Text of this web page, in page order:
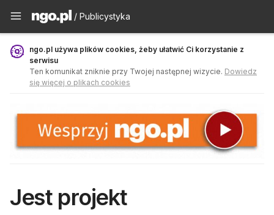
Publicystyka - ngo.pl
/ Publicystyka
ngo.pl używa plików cookies, żeby ułatwić Ci korzystanie z
serwisu
Ten komunikat zniknie przy Twojej następnej wizycie. Dowiedz
się więcej o plikach cookies
Jest projekt